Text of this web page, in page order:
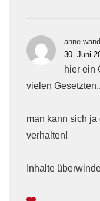
anne wand
30. Juni
hier ein
vielen Gesetzten..
man kann sich
verhalten!
Inhalte